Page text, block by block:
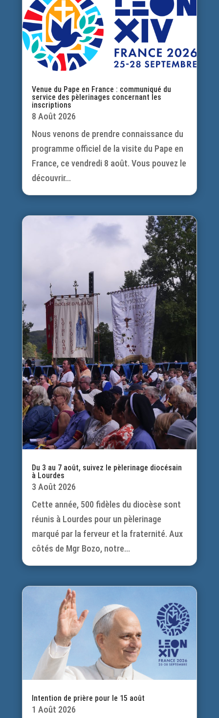
Venue du Pape en France : communiqué du
service des pèlerinages concernant les
inscriptions
8 Août 2026
Nous venons de prendre connaissance du
programme officiel de la visite du Pape en
France, ce vendredi 8 août. Vous pouvez le
découvrir...
Du 3 au 7 août, suivez le pèlerinage diocésain
à Lourdes
3 Août 2026
Cette année, 500 fidèles du diocèse sont
réunis à Lourdes pour un pèlerinage
marqué par la ferveur et la fraternité. Aux
côtés de Mgr Bozo, notre...
Intention de prière pour le 15 août
1 Août 2026